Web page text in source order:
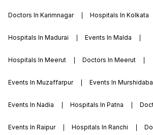
Doctors In Karimnagar Hospitals In Kolkata
Hospitals In Madurai Events In Malda
Hospitals In Meerut Doctors In Meerut
Events In Muzaffarpur Events In
Events In Nadia Hospitals In Patna
Events In Raipur Hospitals In Ranchi